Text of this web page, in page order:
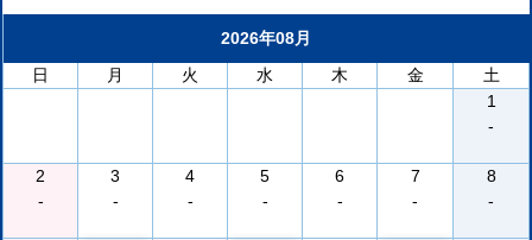
2026年08月
日
月 火 水 木 金
土
1
-
2
-
3
-
4
-
5
-
6
-
7
-
8
-